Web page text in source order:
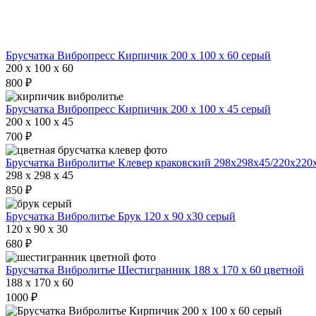
Брусчатка Вибропресс Кирпичик 200 х 100 х 60 серый
200 x 100 x 60
800 ₽
Брусчатка Вибропресс Кирпичик 200 х 100 х 45 серый
200 x 100 x 45
700 ₽
Брусчатка Вибролитье Клевер краковский 298х298х45/
298 x 298 x 45
850 ₽
Брусчатка Вибролитье Брук 120 х 90 х30 серый
120 x 90 x 30
680 ₽
Брусчатка Вибролитье Шестигранник 188 х 170 х 60 цветной
188 x 170 x 60
1000 ₽